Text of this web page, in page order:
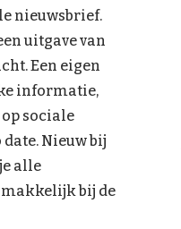
nieuwsbrief.
uitgave van
Een eigen
informatie,
sociale
Nieuw bij
alle
bij de